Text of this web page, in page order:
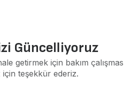
Güncelliyoruz
getirmek için bakım
için teşekkür ederiz.